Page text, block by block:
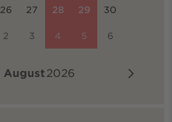
August2026
26 27 28 29 30
2 3 4 5 6